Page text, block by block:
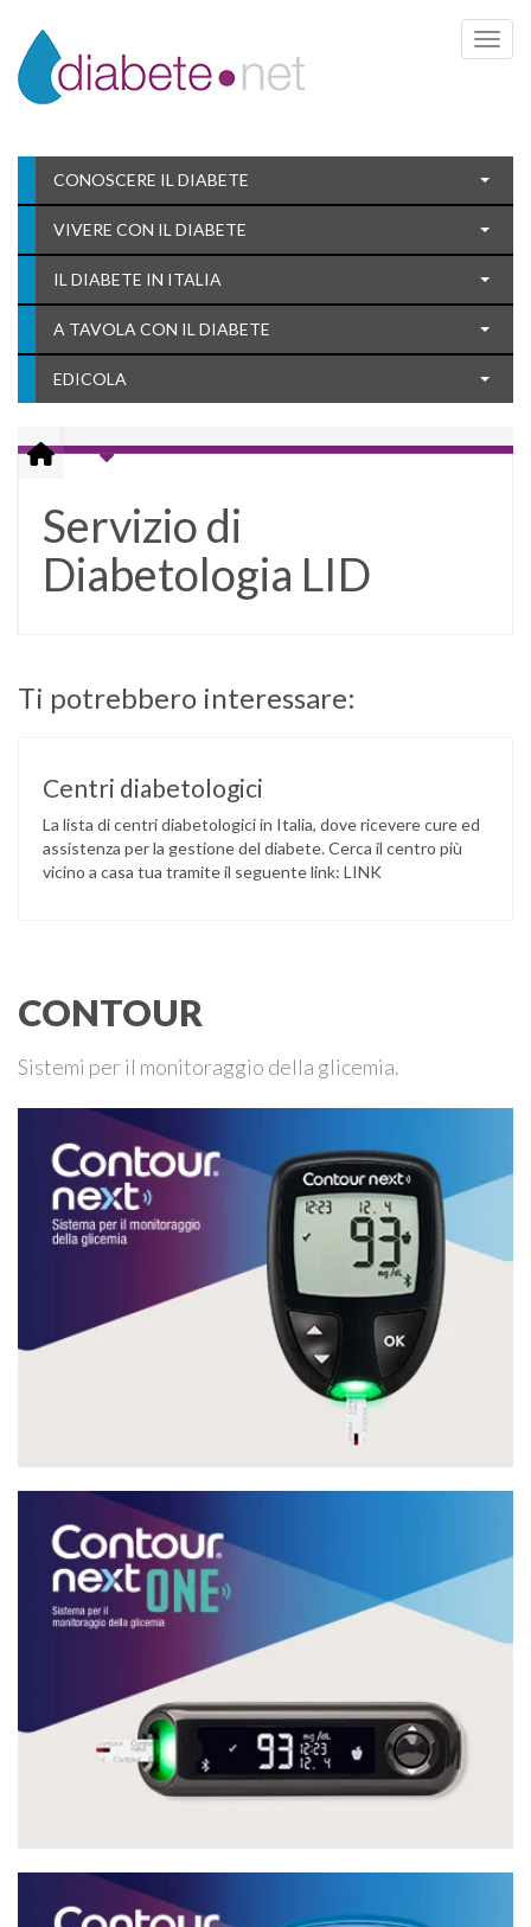
Toggle
CONOSCERE IL DIABETE
VIVERE CON IL DIABETE
IL DIABETE IN ITALIA
A TAVOLA CON IL DIABETE
EDICOLA
Servizio di
Diabetologia LID
Ti potrebbero interessare:
Centri diabetologici
La lista di centri diabetologici in Italia, dove ricevere cure ed
assistenza per la gestione del diabete. Cerca il centro più
vicino a casa tua tramite il seguente link: LINK
CONTOUR
Sistemi per il monitoraggio della glicemia.